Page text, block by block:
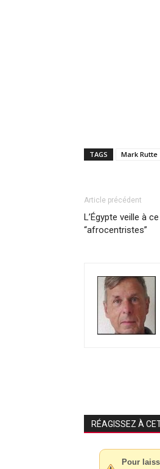
TAGS Mark Rutte
Article précédent
L’Égypte veille à
“afrocentristes”
RÉAGISSEZ À
Pour